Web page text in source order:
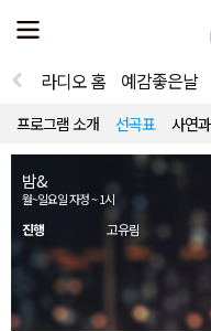
전
체
뉴
열
라디오 홈 예감좋은날
프로그램 소개 선곡표 사연
밤&
월~일요일 자정 ~ 1시
진행 고유림